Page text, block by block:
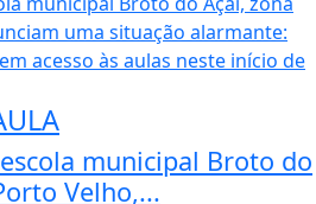
municipal Broto do
Velho,...